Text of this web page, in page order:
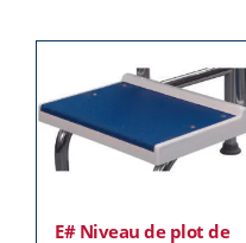
E# Niveau de plot de